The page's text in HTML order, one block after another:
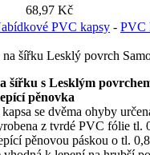
68,97 Kč
PVC kapsy - PVC
šířku Lesklý povrch
šířku s Lesklým
pěnovka
se dvěma ohyby
z tvrdé PVC fólie tl.
pěnovou páskou o tl.